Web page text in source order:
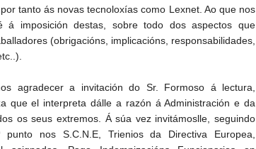
tanto ás novas tecnoloxías como Lexnet. Ao que nos
á imposición destas, sobre todo dos aspectos que
(obrigacións, implicacións, responsabilidades,
agradecer a invitación do Sr. Formoso á lectura,
que el interpreta dálle a razón á Administración e da
os seus extremos. Á súa vez invitámoslle, seguindo
nos S.C.N.E, Trienios da Directiva Europea,